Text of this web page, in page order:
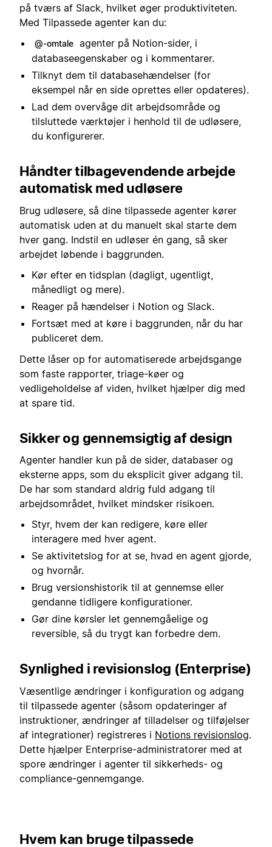
på tværs af Slack, hvilket øger produktiviteten.
Med Tilpassede agenter kan du:
@-omtale agenter på Notion-sider, i
databaseegenskaber og i kommentarer.
Tilknyt dem til databasehændelser (for
eksempel når en side oprettes eller opdateres).
Lad dem overvåge dit arbejdsområde og
tilsluttede værktøjer i henhold til de udløsere,
du konfigurerer.
Håndter tilbagevendende arbejde
automatisk med udløsere
Brug udløsere, så dine tilpassede agenter kører
automatisk uden at du manuelt skal starte dem
hver gang. Indstil en udløser én gang, så sker
arbejdet løbende i baggrunden.
Kør efter en tidsplan (dagligt, ugentligt,
månedligt og mere).
Reager på hændelser i Notion og Slack.
Fortsæt med at køre i baggrunden, når du har
publiceret dem.
Dette låser op for automatiserede arbejdsgange
som faste rapporter, triage-køer og
vedligeholdelse af viden, hvilket hjælper dig med
at spare tid.
Sikker og gennemsigtig af design
Agenter handler kun på de sider, databaser og
eksterne apps, som du eksplicit giver adgang til.
De har som standard aldrig fuld adgang til
arbejdsområdet, hvilket mindsker risikoen.
Styr, hvem der kan redigere, køre eller
interagere med hver agent.
Se aktivitetslog for at se, hvad en agent gjorde,
og hvornår.
Brug versionshistorik til at gennemse eller
gendanne tidligere konfigurationer.
Gør dine kørsler let gennemgåelige og
reversible, så du trygt kan forbedre dem.
Synlighed i revisionslog (Enterprise)
Væsentlige ændringer i konfiguration og adgang
til tilpassede agenter (såsom opdateringer af
instruktioner, ændringer af tilladelser og tilføjelser
af integrationer) registreres i Notions revisionslog.
Dette hjælper Enterprise-administratorer med at
spore ændringer i agenter til sikkerheds- og
compliance-gennemgange.
Hvem kan bruge tilpassede